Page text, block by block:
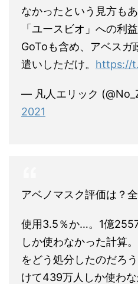
なかったという見方も
「ユースビオ」への利
GoToも含め、アベスガ
遣いしただけ。 https://
— 凡人エリック
2021
アベノマスク評価は？
使用3.5％か…。1億
しか使わなかった計算
をどう処分したのだろ
けて439万人しか使わ